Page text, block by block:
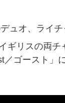
ュオ、ライ
ギリスの両
／ゴースト」